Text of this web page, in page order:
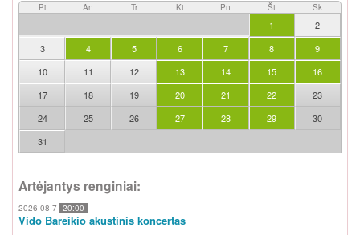
Pi An Tr Kt Pn Št Sk
1
2
3
4 5 6 7 8
9
10
11 12 13 14 15
16
17
18 19 20 21 22
23
24
25 26 27 28 29
30
31
Artėjantys renginiai:
2026-08-7 20:00
Vido Bareikio akustinis koncertas